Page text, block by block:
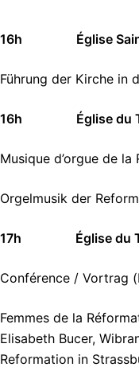
16h Église
Führung der Kirche in
16h Église du
Musique d’orgue de
Orgelmusik der
17h Église du
Conférence / Vortrag
Femmes de la
Elisabeth Bucer,
Reformation in